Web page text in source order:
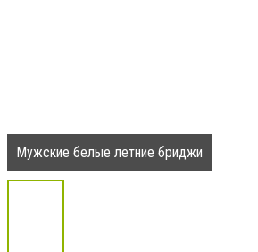
Мужские белые летние бриджи